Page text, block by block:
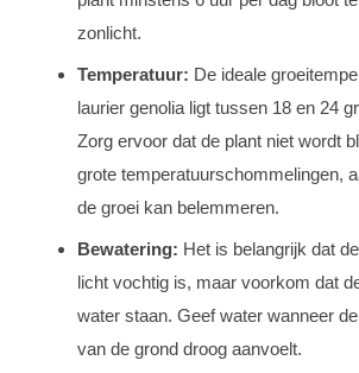
zonlicht.
Temperatuur: De ideale
laurier genolia ligt tussen 18 en 24
Zorg ervoor dat de plant niet wordt
grote temperatuurschommelingen,
de groei kan belemmeren.
Bewatering: Het is belangrijk dat
licht vochtig is, maar voorkom dat
water staan. Geef water wanneer
van de grond droog aanvoelt.